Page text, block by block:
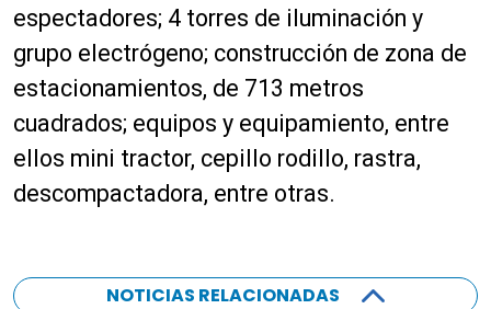
espectadores; 4 torres de iluminación y
grupo electrógeno; construcción de zona de
estacionamientos, de 713 metros
cuadrados; equipos y equipamiento, entre
ellos mini tractor, cepillo rodillo, rastra,
descompactadora, entre otras.
NOTICIAS RELACIONADAS